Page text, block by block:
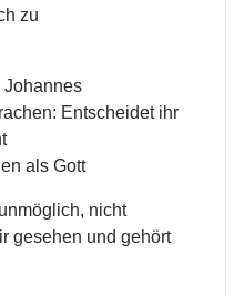
zu
Johannes
Entscheidet ihr
als Gott
nicht
gesehen und gehört